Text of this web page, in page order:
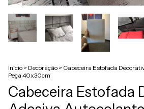
Início > Decoração > Cabeceira Estofada
Peça 40x30cm
Cabeceira Estofada